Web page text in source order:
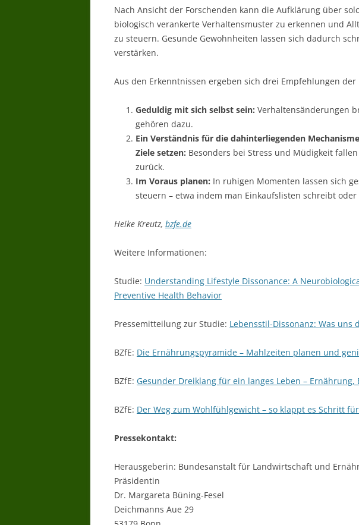
Nach Ansicht der Forschenden kann die Aufklärung über
biologisch verankerte Verhaltensmuster zu erkennen und
zu steuern. Gesunde Gewohnheiten lassen sich dadurch
verstärken.
Aus den Erkenntnissen ergeben sich drei Empfehlungen
Geduldig mit sich selbst sein: Verhaltensänderungen
gehören dazu.
Ein Verständnis für die dahinterliegenden
Ziele setzen: Besonders bei Stress und Müdigkeit
zurück.
Im Voraus planen: In ruhigen Momenten lassen sich
steuern – etwa indem man Einkaufslisten schreibt
Heike Kreutz, bzfe.de
Weitere Informationen:
Studie: Understanding Lifestyle Dissonance: A
Preventive Health Behavior
Pressemitteilung zur Studie: Lebensstil-Dissonanz: Was uns
BZfE: Die Ernährungspyramide – Mahlzeiten planen und
BZfE: Gesunder Dreiklang für ein langes Leben – Ernährung,
BZfE: Der Weg zum Wohlfühlgewicht – so klappt es Schritt
Pressekontakt:
Herausgeberin: Bundesanstalt für Landwirtschaft und
Präsidentin
Dr. Margareta Büning-Fesel
Deichmanns Aue 29